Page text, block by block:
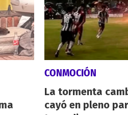
CONMOCIÓN
La tormenta
cayó en pleno